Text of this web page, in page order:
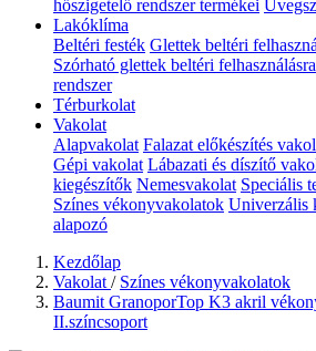
hőszigetelő rendszer termékei
Lakóklíma
Beltéri festék Glettek beltéri
Szórható glettek beltéri felhasználásra
rendszer
Térburkolat
Vakolat
Alapvakolat Falazat előkészítés
Gépi vakolat Lábazati és díszítő
kiegészítők Nemesvakolat Speciális
Színes vékonyvakolatok Univerzális
alapozó
Kezdőlap
Vakolat / Színes vékonyvakolatok
Baumit GranoporTop K3 akril
II.színcsoport